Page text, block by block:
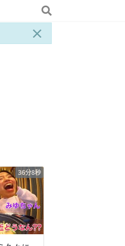
×
36分8秒